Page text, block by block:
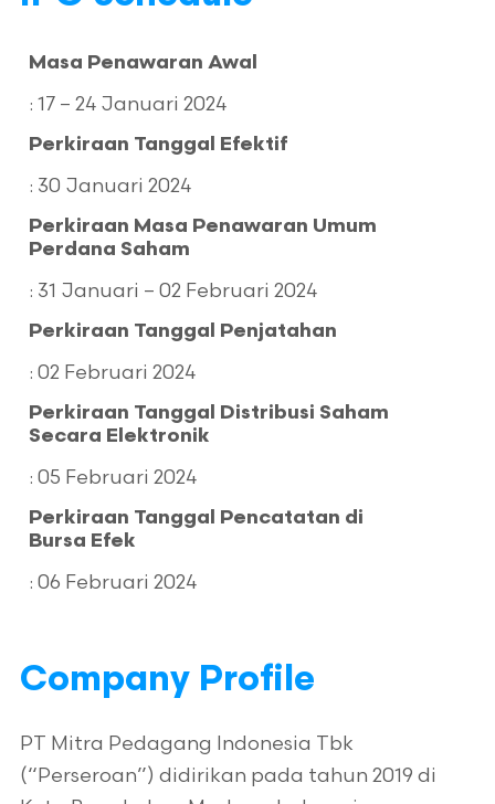
Nilai IPO
Penjamin Emisi
Sebanyak-banyaknya
Rp83.750.000.000
Electronic (e-IPO)
PT RHB SEKURITAS
Kesanggupan Penuh (Full
Masa Penawaran Awal
: 17 – 24 Januari 2024
Perkiraan Tanggal Efektif
: 30 Januari 2024
Perkiraan Masa Penawaran Umum
Perdana Saham
: 31 Januari – 02 Februari 2024
Perkiraan Tanggal Penjatahan
: 02 Februari 2024
Perkiraan Tanggal Distribusi Saham
Secara Elektronik
: 05 Februari 2024
Perkiraan Tanggal Pencatatan di
Bursa Efek
: 06 Februari 2024
Company Profile
PT Mitra Pedagang Indonesia Tbk
(“Perseroan”) didirikan pada tahun 2019 di